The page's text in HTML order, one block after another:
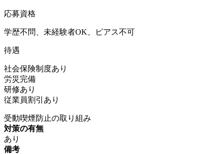
応募資格
学歴不問、未経験者OK、ピアス不可
待遇
社会保険制度あり
労災完備
研修あり
従業員割引あり
受動喫煙防止の取り組み
対策の有無
あり
備考